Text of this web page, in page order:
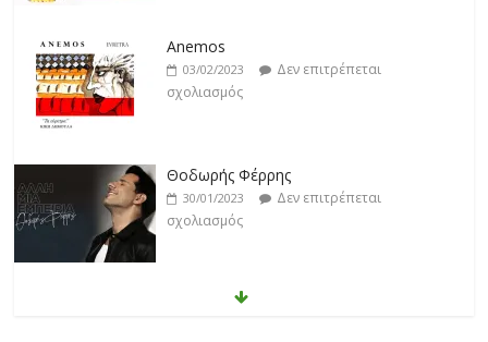
Anemos
03/02/2023
Δεν επιτρέπεται
σχολιασμός
Θοδωρής Φέρρης
30/01/2023
Δεν επιτρέπεται
σχολιασμός
Νίκος Ζιώγαλας